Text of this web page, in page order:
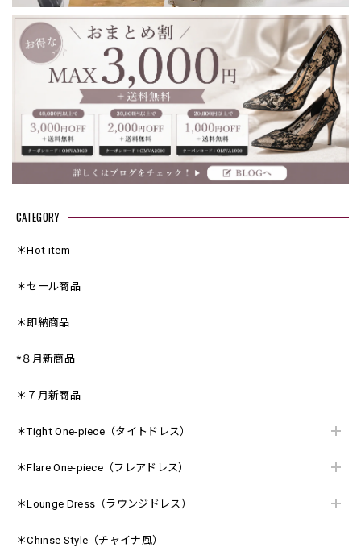
CATEGORY
＊Hot item
＊セール商品
＊即納商品
*８月新商品
＊７月新商品
＊Tight One-piece（タイトドレス）
＊Flare One-piece（フレアドレス）
＊Lounge Dress（ラウンジドレス）
＊Chinse Style（チャイナ風）